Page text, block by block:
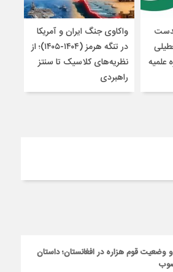
علمیه
واکاوی جنگ ایران و آمریکا
در تنگه هرمز (۱۴۰۴-۱۴۰۵)؛ از
نظریه‌های کلاسیک تا سنتز
راهبردی
وضعیت قوم هزاره در افغانستان؛ داستان